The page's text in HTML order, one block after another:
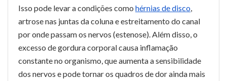
Isso pode levar a condições como hérnias de disco,
artrose nas juntas da coluna e estreitamento do canal
por onde passam os nervos (estenose). Além disso, o
excesso de gordura corporal causa inflamação
constante no organismo, que aumenta a sensibilidade
dos nervos e pode tornar os quadros de dor ainda mais